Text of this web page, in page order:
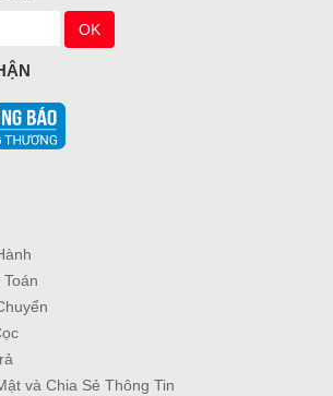
và Chia Sẻ Thông Tin